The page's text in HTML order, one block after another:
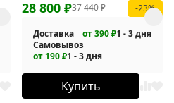
37 440₽
28 800 ₽ -23%
Доставка от 390 ₽1 - 3 дня
Самовывоз
от 190 ₽1 - 3 дня
Купить